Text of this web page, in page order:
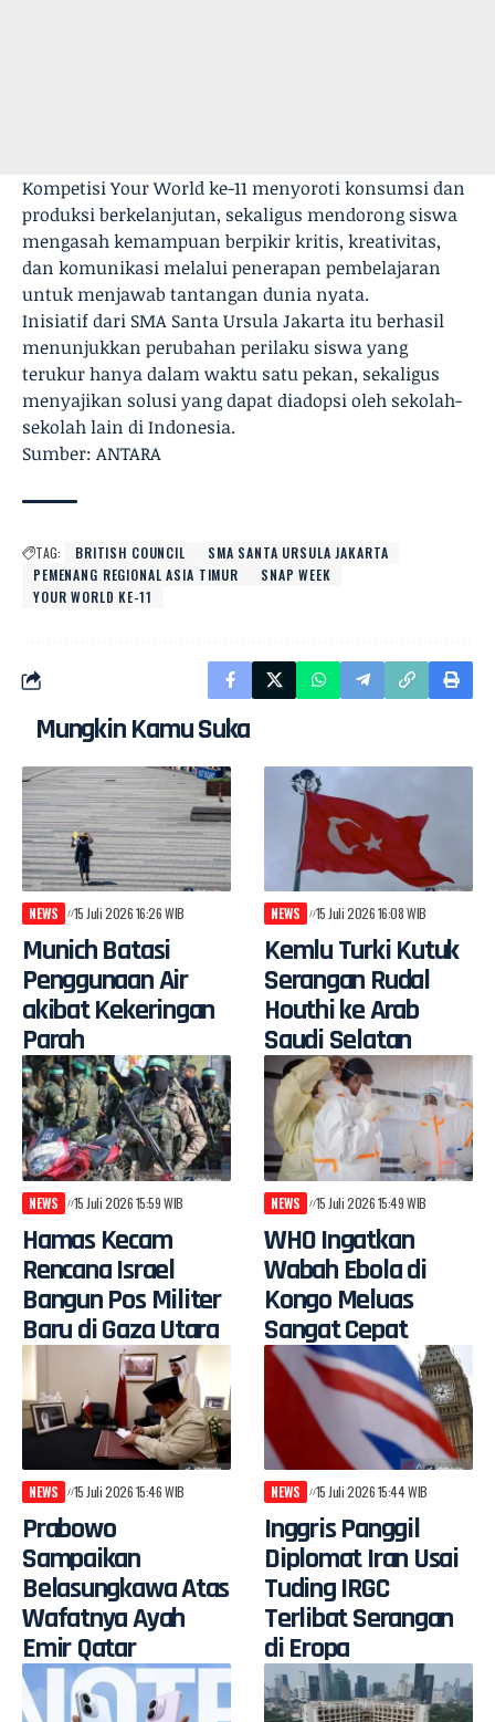
Kompetisi Your World ke-11 menyoroti konsumsi dan
produksi berkelanjutan, sekaligus mendorong siswa
mengasah kemampuan berpikir kritis, kreativitas,
dan komunikasi melalui penerapan pembelajaran
untuk menjawab tantangan dunia nyata.
Inisiatif dari SMA Santa Ursula Jakarta itu berhasil
menunjukkan perubahan perilaku siswa yang
terukur hanya dalam waktu satu pekan, sekaligus
menyajikan solusi yang dapat diadopsi oleh sekolah-
sekolah lain di Indonesia.
Sumber: ANTARA
TAG: BRITISH COUNCIL
SMA SANTA URSULA JAKARTA
PEMENANG REGIONAL ASIA TIMUR
SNAP WEEK
YOUR WORLD KE-11
Mungkin Kamu Suka
NEWS 15 Juli 2026 16:26 WIB
Munich Batasi
Penggunaan Air
akibat Kekeringan
Parah
NEWS 15 Juli 2026 16:08 WIB
Kemlu Turki Kutuk
Serangan Rudal
Houthi ke Arab
Saudi Selatan
NEWS 15 Juli 2026 15:59 WIB
Hamas Kecam
Rencana Israel
Bangun Pos Militer
Baru di Gaza Utara
NEWS 15 Juli 2026 15:49 WIB
WHO Ingatkan
Wabah Ebola di
Kongo Meluas
Sangat Cepat
NEWS 15 Juli 2026 15:46 WIB
Prabowo
Sampaikan
Belasungkawa Atas
Wafatnya Ayah
Emir Qatar
NEWS 15 Juli 2026 15:44 WIB
Inggris Panggil
Diplomat Iran Usai
Tuding IRGC
Terlibat Serangan
di Eropa